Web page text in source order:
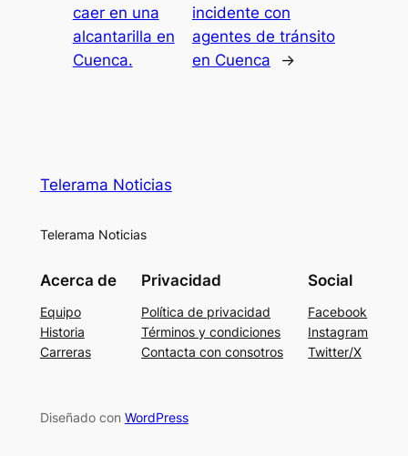
caer en una
alcantarilla en
Cuenca.
incidente con
agentes de tránsito
en Cuenca
→
Telerama Noticias
Telerama Noticias
Acerca de
Equipo
Historia
Carreras
Privacidad
Política de privacidad
Términos y condiciones
Contacta con consotros
Social
Facebook
Instagram
Twitter/X
Diseñado con WordPress